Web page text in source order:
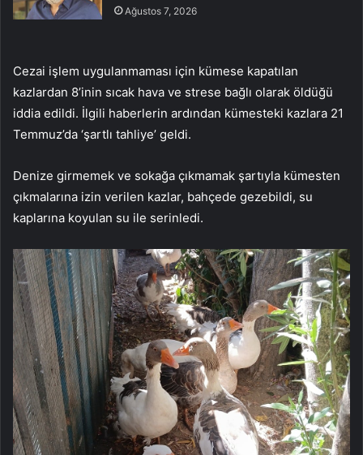
Ağustos 7, 2026
Cezai işlem uygulanmaması için kümese kapatılan
kazlardan 8’inin sıcak hava ve strese bağlı olarak öldüğü
iddia edildi. İlgili haberlerin ardından kümesteki kazlara 21
Temmuz’da ‘şartlı tahliye’ geldi.
Denize girmemek ve sokağa çıkmamak şartıyla kümesten
çıkmalarına izin verilen kazlar, bahçede gezebildi, su
kaplarına koyulan su ile serinledi.